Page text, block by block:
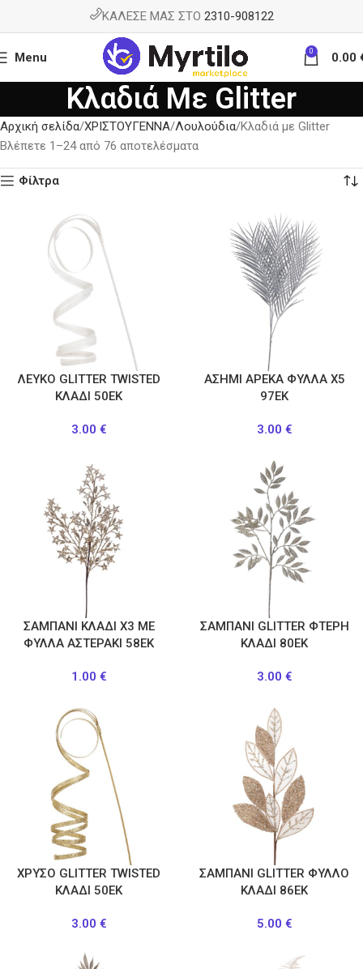
ΚΑΛΕΣΕ ΜΑΣ ΣΤΟ 2310-908122
Menu 0 0.00
Κλαδιά Με Glitter
Αρχική σελίδα ΧΡΙΣΤΟΥΓΕΝΝΑ Λουλούδια Κλαδιά με Glitter
Βλέπετε 1–24 από 76 αποτελέσματα
Φίλτρα
ΛΕΥΚΟ GLITTER TWISTED
ΚΛΑΔΙ 50ΕΚ
3.00 €
ΑΣΗΜΙ ΑΡΕΚΑ ΦΥΛΛΑ Χ5
97ΕΚ
3.00 €
ΣΑΜΠΑΝΙ ΚΛΑΔΙ X3 ΜΕ
ΦΥΛΛΑ ΑΣΤΕΡΑΚΙ 58ΕΚ
1.00 €
ΣΑΜΠΑΝΙ GLITTER ΦΤΕΡΗ
ΚΛΑΔΙ 80ΕΚ
3.00 €
ΧΡΥΣΟ GLITTER TWISTED
ΚΛΑΔΙ 50ΕΚ
3.00 €
ΣΑΜΠΑΝΙ GLITTER ΦΥΛΛΟ
ΚΛΑΔΙ 86ΕΚ
5.00 €